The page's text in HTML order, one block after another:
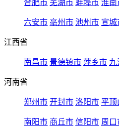
合肥市 芜湖市 蚌埠市 淮南
六安市 亳州市 池州市 宣城
江西省
南昌市 景德镇市 萍乡市 九
河南省
郑州市 开封市 洛阳市 平顶
南阳市 商丘市 信阳市 周口